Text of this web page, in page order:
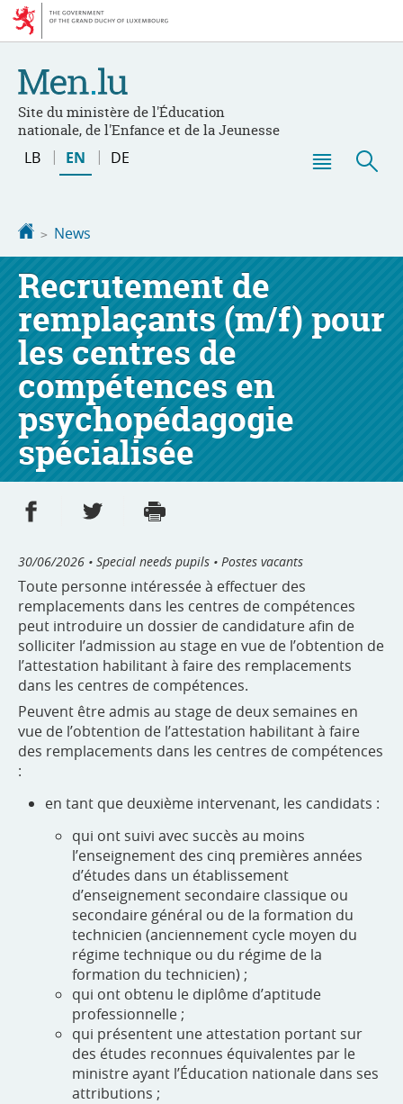
Go
Go
Site du ministère de l'Éducation
nationale, de l'Enfance et de la Jeunesse
Changer
LB EN DE
Homepage
News
Recrutement de
remplaçants (m/f) pour
les centres de
compétences en
psychopédagogie
spécialisée
Share on Facebook
Share on Twitter
30/06/2026 • Special needs pupils • Postes vacants
Toute personne intéressée à effectuer des
remplacements dans les centres de compétences
peut introduire un dossier de candidature afin de
solliciter l’admission au stage en vue de l’obtention de
l’attestation habilitant à faire des remplacements
dans les centres de compétences.
Peuvent être admis au stage de deux semaines en
vue de l’obtention de l’attestation habilitant à faire
des remplacements dans les centres de compétences
:
en tant que deuxième intervenant, les candidats :
qui ont suivi avec succès au moins
l’enseignement des cinq premières années
d’études dans un établissement
d’enseignement secondaire classique ou
secondaire général ou de la formation du
technicien (anciennement cycle moyen du
régime technique ou du régime de la
formation du technicien) ;
qui ont obtenu le diplôme d’aptitude
professionnelle ;
qui présentent une attestation portant sur
des études reconnues équivalentes par le
ministre ayant l’Éducation nationale dans ses
attributions ;